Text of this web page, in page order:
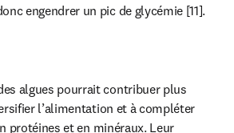
engendrer un pic de glycémie [11].
algues pourrait contribuer plus
l’alimentation et à compléter
protéines et en minéraux. Leur